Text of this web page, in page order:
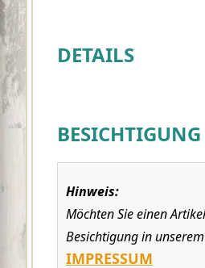
DETAILS
Hinweis:
Möchten Sie einen
Besichtigung in
IMPRESSUM